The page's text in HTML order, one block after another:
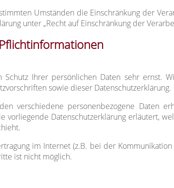
Umständen die Einschränkung der
unter „Recht auf Einschränkung der
Ihrer persönlichen Daten sehr ernst.
sowie dieser Datenschutzerklärung.
verschiedene personenbezogene Daten
vorliegende Datenschutzerklärung erläutert,
im Internet (z.B. bei der
ist nicht möglich.